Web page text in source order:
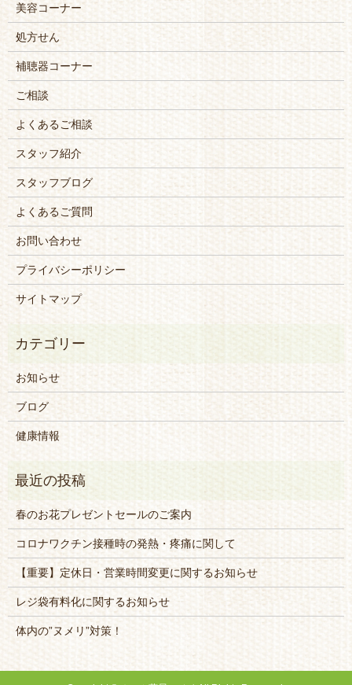
美容コーナー
処方せん
補聴器コーナー
ご相談
よくあるご相談
スタッフ紹介
スタッフブログ
よくあるご質問
お問い合わせ
プライバシーポリシー
サイトマップ
お知らせ
ブログ
健康情報
春のお花プレゼントセールのご案内
コロナワクチン接種時の発熱・疼痛に関して
【重要】定休日・営業時間変更に関するお知らせ
レジ袋有料化に関するお知らせ
体内の”ヌメリ”対策！